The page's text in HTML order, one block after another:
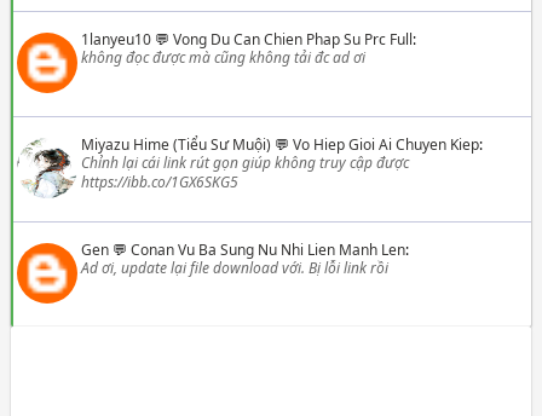
1lanyeu10💬 Vong Du Can Chien Phap Su Prc Full:
không đọc được mà cũng không tải đc ad ơi
Miyazu Hime (Tiểu Sư Muội) 💬 Vo Hiep Gioi Ai Chuyen Kiep:
Chỉnh lại cái link rút gọn giúp không truy cập được
https://ibb.co/1GX6SKG5
Gen💬 Conan Vu Ba Sung Nu Nhi Lien Manh Len:
Ad ơi, update lại file download với. Bị lỗi link rồi